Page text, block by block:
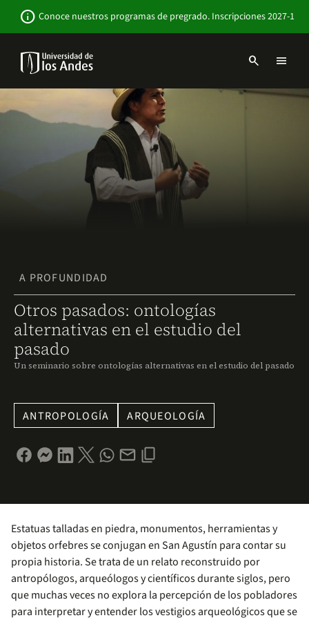
contenido
info Conoce nuestros programas de pregrado. Inscripciones 2027-1
Navbar
Sitio
Institucional
search menu
A PROFUNDIDAD
Otros pasados: ontologías
alternativas en el estudio del
pasado
Un seminario sobre ontologías alternativas en el estudio del pasado
ANTROPOLOGÍA ARQUEOLOGÍA
Estatuas talladas en piedra, monumentos, herramientas y
objetos orfebres se conjugan en San Agustín para contar su
propia historia. Se trata de un relato reconstruido por
antropólogos, arqueólogos y científicos durante siglos, pero
que muchas veces no explora la percepción de los pobladores
para interpretar y entender los vestigios arqueológicos que se